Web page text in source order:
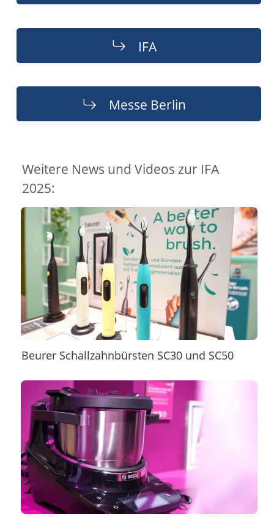
IFA
Messe Berlin
Weitere News und Videos zur IFA
2025:
Beurer Schallzahnbürsten SC30 und SC50